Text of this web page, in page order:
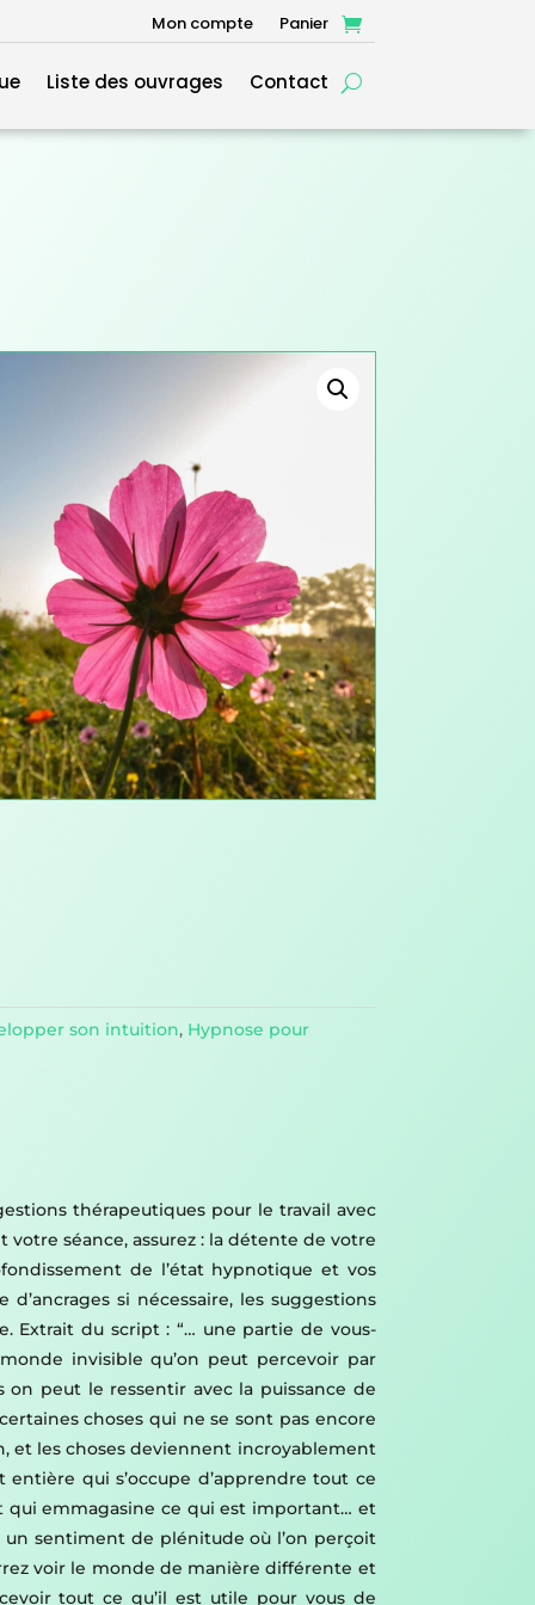
Mon compte Panier
Liste des ouvrages Contact
son intuition, Hypnose pour
thérapeutiques pour le travail avec
séance, assurez : la détente de votre
de l’état hypnotique et vos
si nécessaire, les suggestions
Extrait du script : “… une partie de vous-
invisible qu’on peut percevoir par
peut le ressentir avec la puissance de
choses qui ne se sont pas encore
et les choses deviennent incroyablement
qui s’occupe d’apprendre tout ce
qui emmagasine ce qui est important… et
sentiment de plénitude où l’on perçoit
voir le monde de manière différente et
tout ce qu’il est utile pour vous de